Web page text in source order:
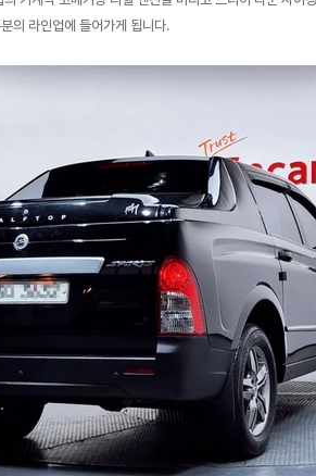
의 라인업에 들어가게 됩니다.